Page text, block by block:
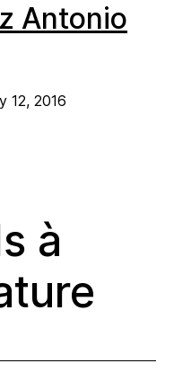
Antonio
12, 2016
à